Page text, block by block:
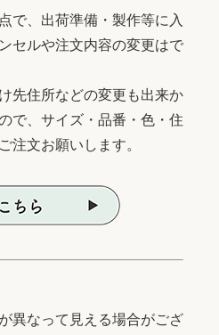
で、出荷準備・製作等に入
セルや注文内容の変更はで
先住所などの変更も出来か
で、サイズ・品番・色・住
注文お願いします。
異なって見える場合がござ